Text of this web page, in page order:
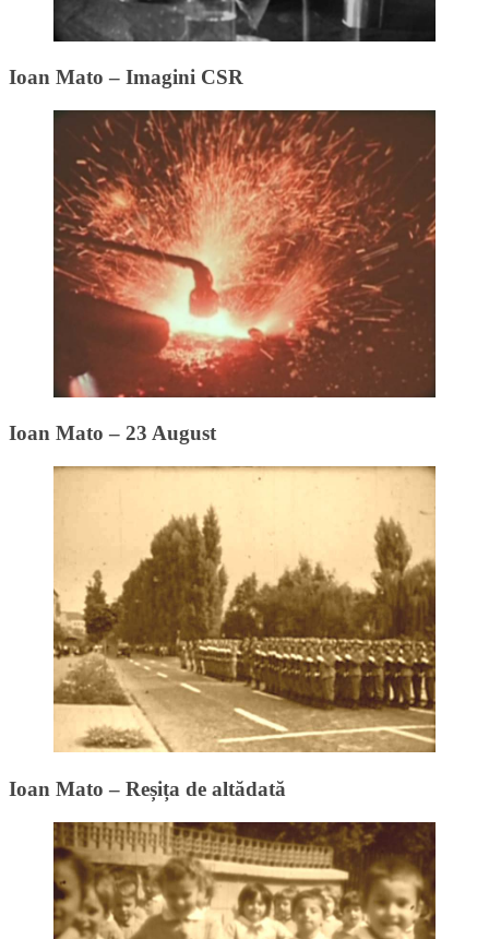
Ioan Mato – Imagini CSR
Ioan Mato – 23 August
Ioan Mato – Reșița de altădată